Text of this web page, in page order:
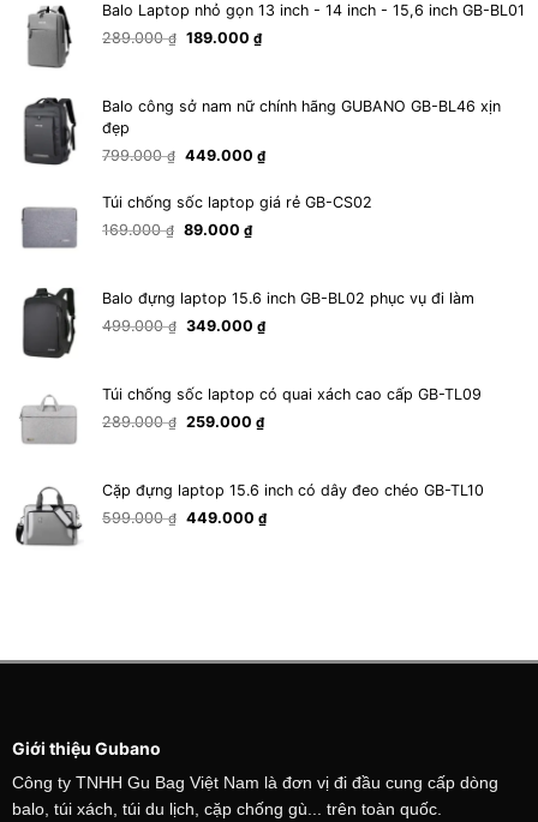
699.000 ₫.là:
Balo Laptop nhỏ gọn 13 inch - 14 inch - 15,6 inch GB-BL01
289.000₫ Giá
189.000 ₫Giá
189.000 ₫.
Balo công sở nam nữ chính hãng GUBANO GB-BL46 xịn
đẹp
799.000₫ Giá
là:
799.000 ₫.
449.000 ₫Giá
là:
Túi chống sốc laptop giá rẻ GB-CS02
169.000₫ Giá
89.000 ₫Giá
89.000 ₫.
Balo đựng laptop 15.6 inch GB-BL02 phục vụ đi làm
499.000₫
Giá
349.000 ₫Giá
349.000 ₫.
Túi chống sốc laptop có quai xách cao cấp GB-TL09
289.000₫ Giá
259.000 ₫Giá
259.000 ₫.
Cặp đựng laptop 15.6 inch có dây đeo chéo GB-TL10
599.000₫ Giá
449.000 ₫Giá
Giới thiệu Gubano
Công ty TNHH Gu Bag Việt Nam là đơn vị đi đầu cung cấp dòng
balo, túi xách, túi du lịch, cặp chống gù... trên toàn quốc.